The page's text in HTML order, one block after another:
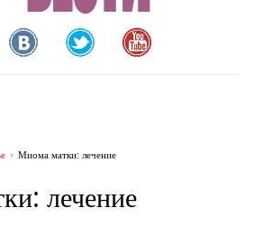
Миома матки: лечение
лечение